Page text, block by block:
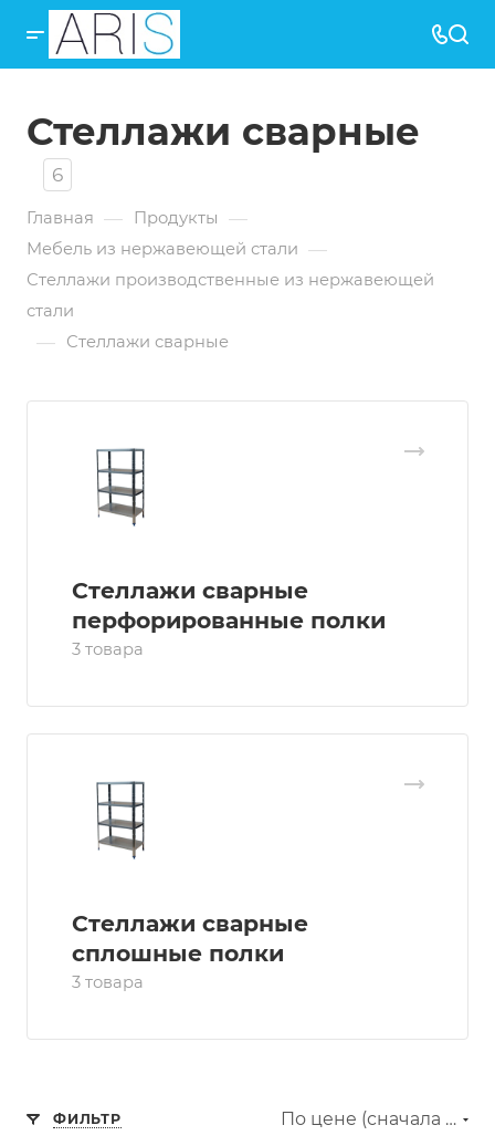
Стеллажи сварные
6
Главная — Продукты —
Мебель из нержавеющей стали —
Стеллажи производственные из нержавеющей
стали
— Стеллажи сварные
Стеллажи сварные
перфорированные полки
3 товара
Стеллажи сварные
сплошные полки
3 товара
ФИЛЬТР По цене (сначала дешёвые)